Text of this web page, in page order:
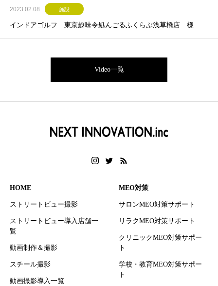
2023.02.08 施設
インドアゴルフ 東京趣味令処んごるふくらぶ浅草橋店 様
Video一覧
HOME
ストリートビュー撮影
ストリートビュー導入店舗一
覧
動画制作＆撮影
スチール撮影
動画撮影導入一覧
MEO対策
サロンMEO対策サポート
リラクMEO対策サポート
クリニックMEO対策サポー
ト
学校・教育MEO対策サポー
ト